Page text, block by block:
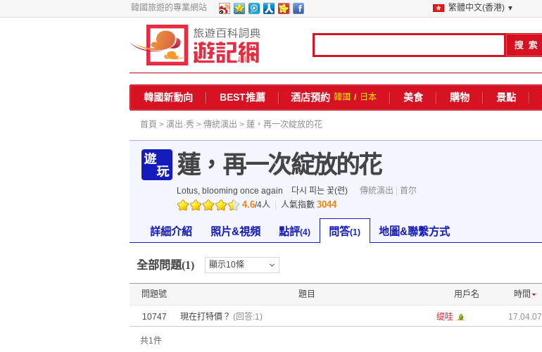
韓國旅遊的專業網站 繁體中文(香港) ▼
韓國新動向 BEST推薦 酒店預約 韓國 / 日本 美食 購物 景點
首頁 > 演出·秀 > 傳統演出 > 蓮，再一次綻放的花
蓮，再一次綻放的花
Lotus, blooming once again 다시 피는 꽃(련) 傳統演出 首尔
4.6/4人 人氣指數 3044
詳細介紹 照片&視頻 點評(4) 問答(1) 地圖&聯繫方式
全部問題(1) 顯示10條
問題號 題目 用戶名 時間
10747 現在打特價？ (回答:1) 缇哇 17.04.07
共1件